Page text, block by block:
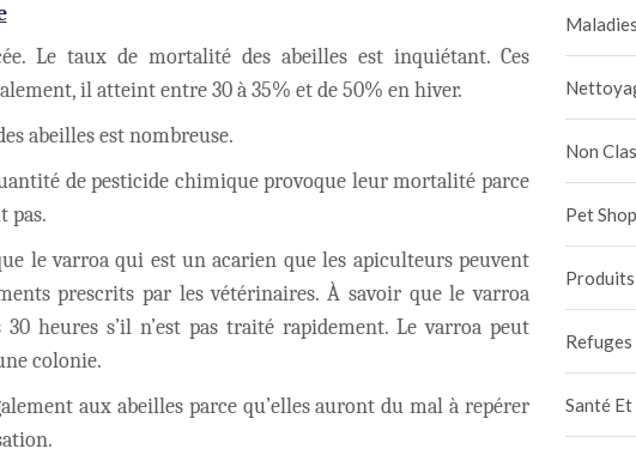
Le taux de mortalité des abeilles est inquiétant. Ces
il atteint entre 30 à 35% et de 50% en hiver.
abeilles est nombreuse.
de pesticide chimique provoque leur mortalité parce
pas.
le varroa qui est un acarien que les apiculteurs peuvent
prescrits par les vétérinaires. À savoir que le varroa
heures s’il n’est pas traité rapidement. Le varroa peut
colonie.
aux abeilles parce qu’elles auront du mal à repérer
Maladies
Non
Pet Shop
Refuges
Santé